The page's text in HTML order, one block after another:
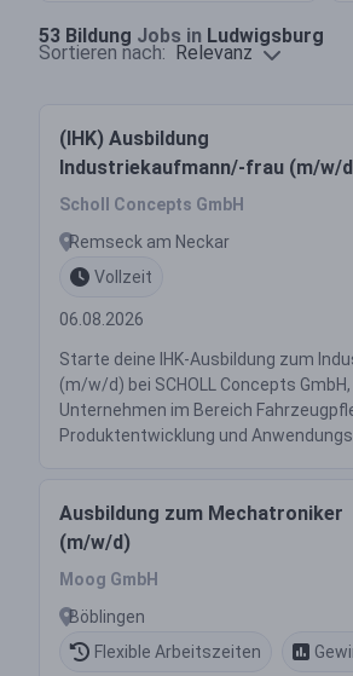
53 Bildung Jobs in Ludwigsburg
Sortieren nach: Relevanz
(IHK) Ausbildung
Industriekaufmann/-frau (m/w/
Scholl Concepts GmbH
Remseck am Neckar
Vollzeit
06.08.2026
Starte deine IHK-Ausbildung zum
(m/w/d) bei SCHOLL Concepts
Unternehmen im Bereich
Produktentwicklung und
Ausbildung zum Mechatroniker
(m/w/d)
Moog GmbH
Böblingen
Flexible Arbeitszeiten